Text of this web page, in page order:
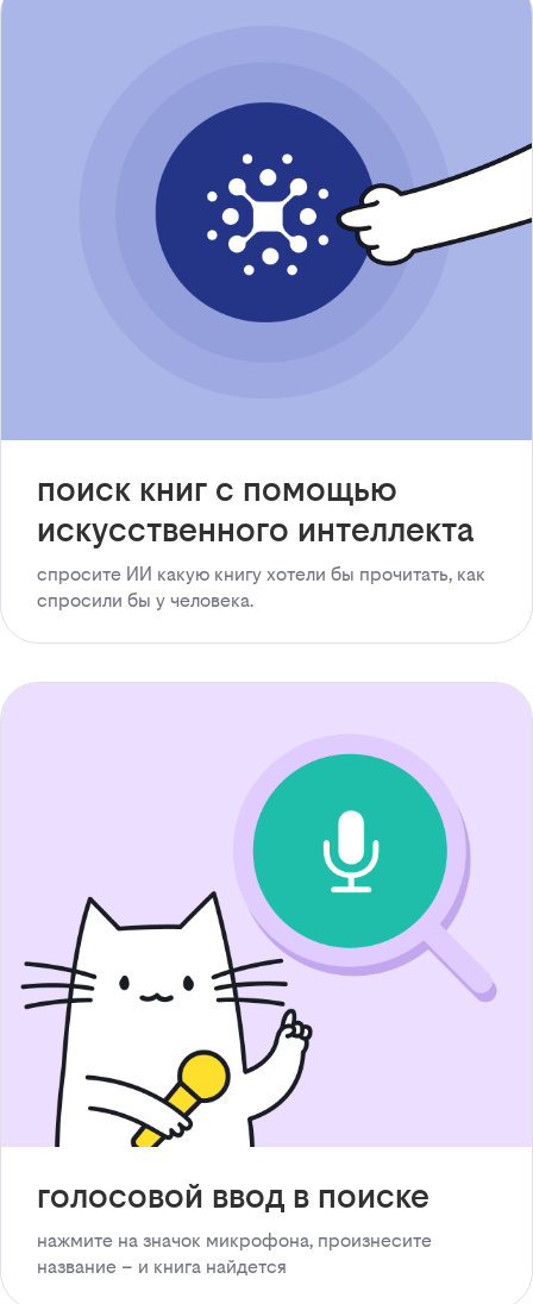
поиск книг с помощью
искусственного интеллекта
спросите ИИ какую книгу хотели бы прочитать, как
спросили бы у человека.
голосовой ввод в поиске
нажмите на значок микрофона, произнесите
название – и книга найдется